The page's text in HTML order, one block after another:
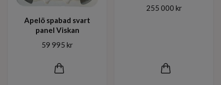
Apelö spabad svart
panel Viskan
59 995 kr
255 000 kr